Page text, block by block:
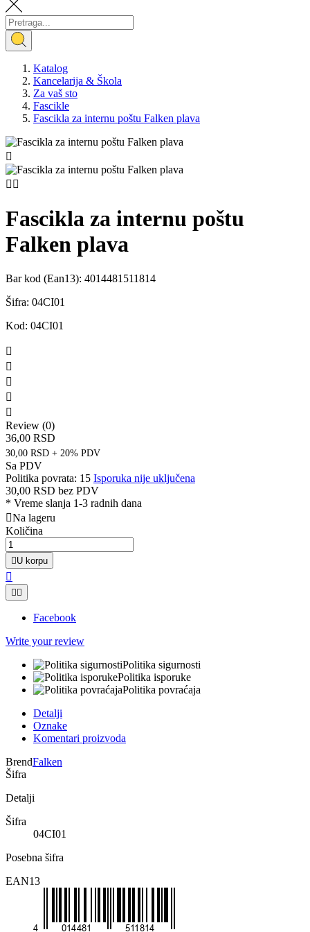
Katalog
Kancelarija & Škola
Za vaš sto
Fascikle
Fascikla za internu poštu Falken plava

 
Fascikla za internu poštu
Falken plava
Bar kod (Ean13): 4014481511814
Šifra: 04CI01
Kod: 04CI01





Review (0)
36,00 RSD
30,00 RSD + 20% PDV
Sa PDV
Politika povrata: 15 Isporuka nije uključena
30,00 RSD bez PDV
* Vreme slanja 1-3 radnih dana
Na lageru
Količina
 U korpu

 
Facebook
Write your review
Politika sigurnosti
Politika isporuke
Politika povraćaja
Detalji
Oznake
Komentari proizvoda
BrendFalken
Šifra
Detalji
Šifra
04CI01
Posebna šifra
EAN13